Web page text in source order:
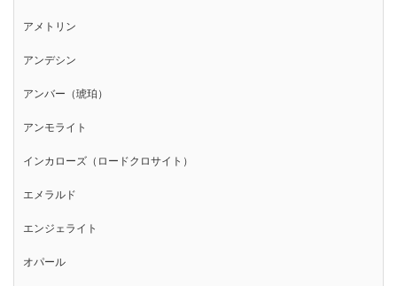
アメトリン
アンデシン
アンバー（琥珀）
アンモライト
インカローズ（ロードクロサイト）
エメラルド
エンジェライト
オパール